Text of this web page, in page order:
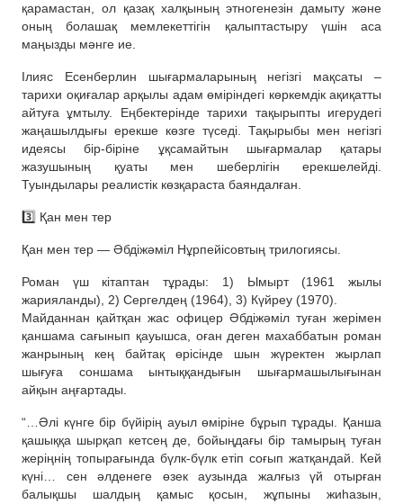
қарамастан, ол қазақ халқының этногенезін дамыту және
оның болашақ мемлекеттігін қалыптастыру үшін аса
маңызды мәнге ие.
Ілияс Есенберлин шығармаларының негізгі мақсаты –
тарихи оқиғалар арқылы адам өміріндегі көркемдік ақиқатты
айтуға ұмтылу. Еңбектерінде тарихи тақырыпты игерудегі
жаңашылдығы ерекше көзге түседі. Тақырыбы мен негізгі
идеясы бір-біріне ұқсамайтын шығармалар қатары
жазушының қуаты мен шеберлігін ерекшелейді.
Туындылары реалистік көзқараста баяндалған.
3️⃣ Қан мен тер
Қан мен тер — Әбдіжәміл Нұрпейісовтың трилогиясы.
Роман үш кітаптан тұрады: 1) Ымырт (1961 жылы
жарияланды), 2) Сергелдең (1964), 3) Күйреу (1970).
Майданнан қайтқан жас офицер Әбдіжәміл туған жерімен
қаншама сағынып қауышса, оған деген махаббатын роман
жанрының кең байтақ өрісінде шын жүректен жырлап
шығуға соншама ынтыққандығын шығармашылығынан
айқын аңғартады.
“…Әлі күнге бір бүйірің ауыл өміріне бұрып тұрады. Қанша
қашыққа шырқап кетсең де, бойыңдағы бір тамырың туған
жеріңнің топырағында бүлк-бүлк етіп соғып жатқандай. Кей
күні… сен әлденеге өзек аузында жалғыз үй отырған
балықшы шалдың қамыс қосын, жұпыны жиһазын,